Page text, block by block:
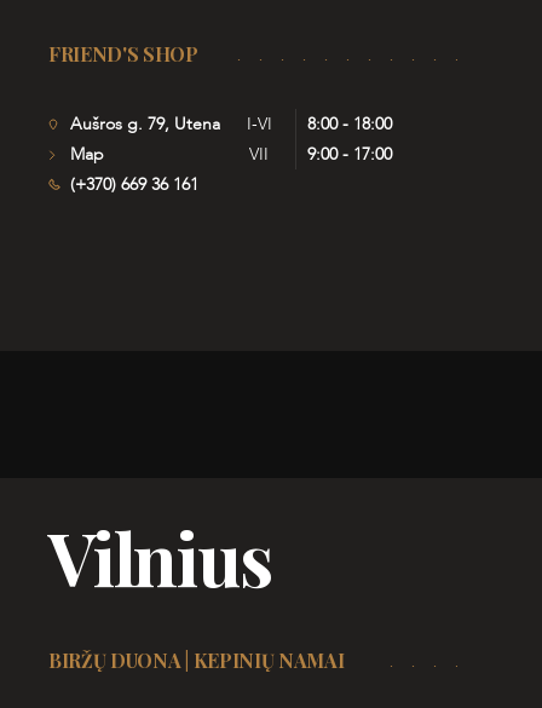
FRIEND'S SHOP
Aušros g. 79, Utena
Map
(+370) 669 36 161
I-VI
8:00 - 18:00
VII
9:00 - 17:00
Vilnius
BIRŽŲ DUONA | KEPINIŲ NAMAI